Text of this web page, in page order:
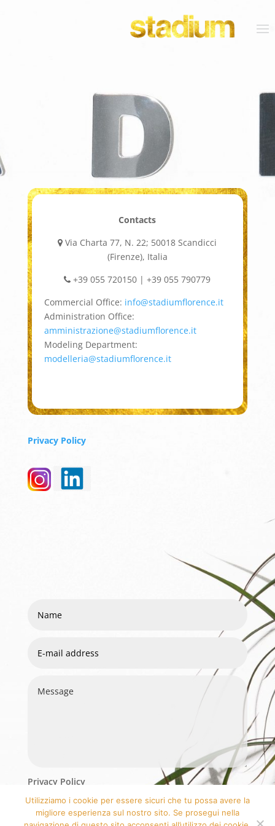
Contacts
Via Charta 77, N. 22; 50018 Scandicci
(Firenze), Italia
+39 055 720150 | +39 055 790779
Commercial Office: info@stadiumflorence.it
Administration Office:
amministrazione@stadiumflorence.it
Modeling Department:
modelleria@stadiumflorence.it
Privacy Policy
Privacy Policy
I have read the Privacy Policy
Utilizziamo i cookie per essere sicuri che tu possa avere la
migliore esperienza sul nostro sito. Se prosegui nella